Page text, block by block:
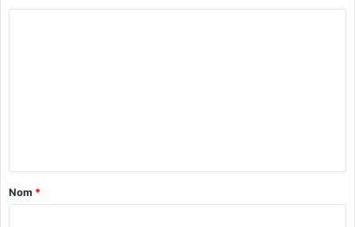
s
t
e
a
Nom *